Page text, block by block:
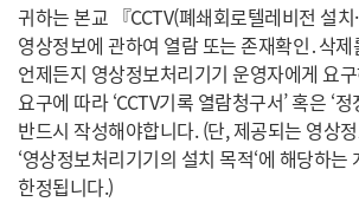
귀하는 본교 『CCTV(폐쇄회로텔레비전 설
영상정보에 관하여 열람 또는 존재확인․삭
언제든지 영상정보처리기기 운영자에게 요
요구에 따라 ‘CCTV기록 열람청구서’ 혹은 ‘정
반드시 작성해야합니다. (단, 제공되는 영상
‘영상정보처리기기의 설치 목적‘에 해당하는
한정됩니다.)